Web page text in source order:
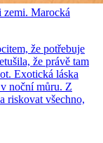
Marocká
že potřebuje
že právě tam
Exotická láska
noční můru. Z
riskovat všechno,